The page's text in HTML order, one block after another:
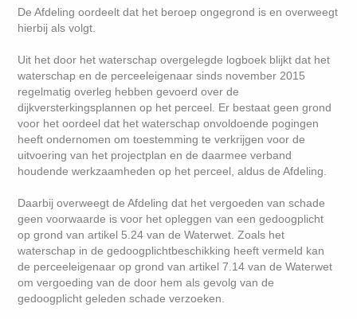
De Afdeling oordeelt dat het beroep ongegrond is en overweegt
hierbij als volgt.
Uit het door het waterschap overgelegde logboek blijkt dat het
waterschap en de perceeleigenaar sinds november 2015
regelmatig overleg hebben gevoerd over de
dijkversterkingsplannen op het perceel. Er bestaat geen grond
voor het oordeel dat het waterschap onvoldoende pogingen
heeft ondernomen om toestemming te verkrijgen voor de
uitvoering van het projectplan en de daarmee verband
houdende werkzaamheden op het perceel, aldus de Afdeling.
Daarbij overweegt de Afdeling dat het vergoeden van schade
geen voorwaarde is voor het opleggen van een gedoogplicht
op grond van artikel 5.24 van de Waterwet. Zoals het
waterschap in de gedoogplichtbeschikking heeft vermeld kan
de perceeleigenaar op grond van artikel 7.14 van de Waterwet
om vergoeding van de door hem als gevolg van de
gedoogplicht geleden schade verzoeken.